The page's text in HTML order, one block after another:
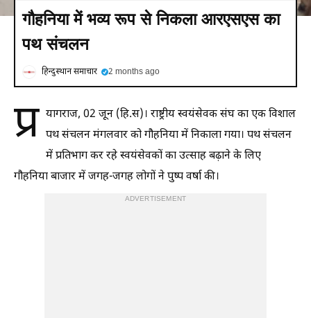
गौहनिया में भव्य रूप से निकला आरएसएस का
पथ संचलन
हिन्दुस्थान समाचार 2 months ago
प्र यागराज, 02 जून (हि.स)। राष्ट्रीय स्वयंसेवक संघ का एक विशाल
पथ संचलन मंगलवार को गौहनिया में निकाला गया। पथ संचलन
में प्रतिभाग कर रहे स्वयंसेवकों का उत्साह बढ़ाने के लिए
गौहनिया बाजार में जगह-जगह लोगों ने पुष्प वर्षा की।
ADVERTISEMENT